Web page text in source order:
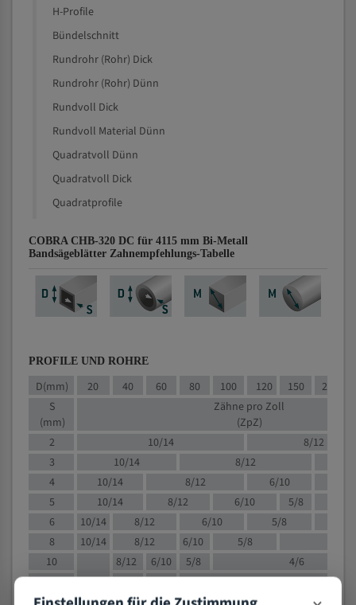
H-Profile
Bündelschnitt
Rundrohr (Rohr) Dick
Rundrohr (Rohr) Dünn
Rundvoll Dick
Rundvoll Material Dünn
Quadratvoll Dünn
Quadratvoll Dick
Quadratprofile
COBRA CHB-320 DC für 4115 mm Bi-Metall
Bandsägeblätter Zahnempfehlungs-Tabelle
PROFILE UND ROHRE
D(mm) 20 40 60 80 100 120 150 200
S
(mm)
Zähne pro Zoll
(ZpZ)
2
10/14
8/12
3
10/14 8/12
4
10/14 8/12 6/10
5
10/14 8/12 6/10
5/8
6
10/14 8/12 6/10
5/8
8
10/14 8/12 6/10 5/8
10
8/12 6/10 5/8
4/6
12
8/12 6/10
4/6